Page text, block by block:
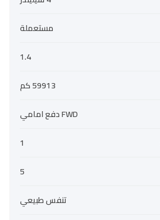
مستعملة
1.4
59913 كم
FWD دفع امامي
1
5
تنفس طبيعي